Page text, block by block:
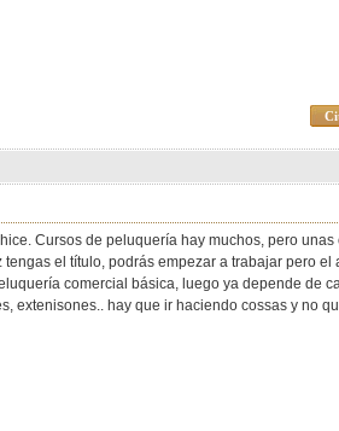
Cursos de peluquería hay muchos, pero
el título, podrás empezar a trabajar pero
comercial básica, luego ya depende de
extenisones.. hay que ir haciendo cossas y no